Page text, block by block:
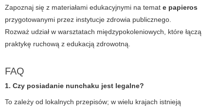
Zapoznaj się z materiałami edukacyjnymi na temat e papieros
przygotowanymi przez instytucje zdrowia publicznego.
Rozważ udział w warsztatach międzypokoleniowych, które łączą
praktykę ruchową z edukacją zdrowotną.
FAQ
1. Czy posiadanie nunchaku jest legalne?
To zależy od lokalnych przepisów; w wielu krajach istnieją